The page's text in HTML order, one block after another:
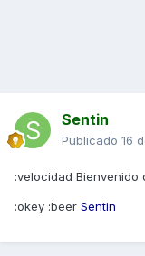
Sentin
Publicado 16
:velocidad Bienvenido
:okey :beer Sentin